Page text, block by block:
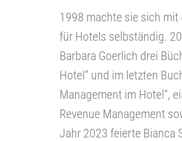
1998 machte sie sich
für Hotels selbständig.
Barbara Goerlich drei
Hotel“ und im letzten
Management im Hotel“,
Revenue Management
Jahr 2023 feierte Bianca